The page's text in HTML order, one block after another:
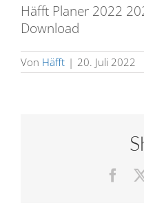
Häfft Planer 2022
Download
Von Häfft | 20. Juli 2022